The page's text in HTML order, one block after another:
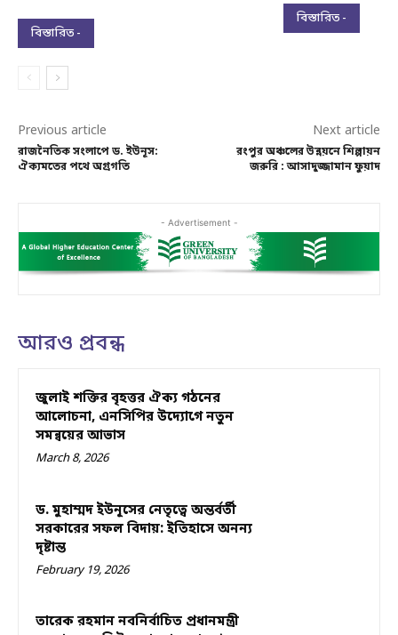
বিস্তারিত -
বিস্তারিত -
Previous article
রাজনৈতিক সংলাপে ড. ইউনূস:
ঐক্যমতের পথে অগ্রগতি
Next article
রংপুর অঞ্চলের উন্নয়নে শিল্পায়ন
জরুরি : আসাদুজ্জামান ফুয়াদ
- Advertisement -
আরও প্রবন্ধ
জুলাই শক্তির বৃহত্তর ঐক্য গঠনের
আলোচনা, এনসিপির উদ্যোগে নতুন
সমন্বয়ের আভাস
March 8, 2026
ড. মুহাম্মদ ইউনূসের নেতৃত্বে অন্তর্বর্তী
সরকারের সফল বিদায়: ইতিহাসে অনন্য
দৃষ্টান্ত
February 19, 2026
তারেক রহমান নবনির্বাচিত প্রধানমন্ত্রী